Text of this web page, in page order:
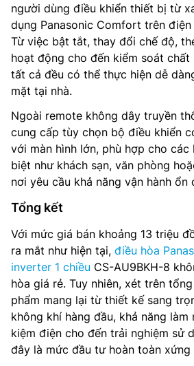
người dùng điều khiển thiết bị từ
dụng Panasonic Comfort trên
Từ việc bật tắt, thay đổi chế độ,
hoạt động cho đến kiểm soát
tất cả đều có thể thực hiện dễ
mặt tại nhà.
Ngoài remote không dây truyền
cung cấp tùy chọn bộ điều khiển
với màn hình lớn, phù hợp cho các
biệt như khách sạn, văn phòng
nơi yêu cầu khả năng vận hành ổn
Tổng kết
Với mức giá bán khoảng 13 triệu
ra mắt như hiện tại, điều hòa
inverter 1 chiều CS-AU9BKH-8
hòa giá rẻ. Tuy nhiên, xét trên
phẩm mang lại từ thiết kế sang
không khí hàng đầu, khả năng làm
kiệm điện cho đến trải nghiệm sử
đây là mức đầu tư hoàn toàn xứng